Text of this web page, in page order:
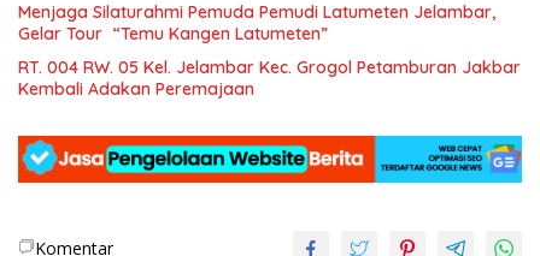
Menjaga Silaturahmi Pemuda Pemudi Latumeten Jelambar,
Gelar Tour “Temu Kangen Latumeten”
RT. 004 RW. 05 Kel. Jelambar Kec. Grogol Petamburan Jakbar
Kembali Adakan Peremajaan
Komentar